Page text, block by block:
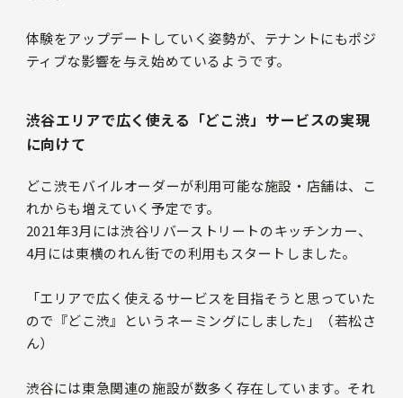
体験をアップデートしていく姿勢が、テナントにもポジ
ティブな影響を与え始めているようです。
渋谷エリアで広く使える「どこ渋」サービスの実現
に向けて
どこ渋モバイルオーダーが利用可能な施設・店舗は、こ
れからも増えていく予定です。
2021年3月には渋谷リバーストリートのキッチンカー、
4月には東横のれん街での利用もスタートしました。
「エリアで広く使えるサービスを目指そうと思っていた
ので『どこ渋』というネーミングにしました」（若松さ
ん）
渋谷には東急関連の施設が数多く存在しています。それ